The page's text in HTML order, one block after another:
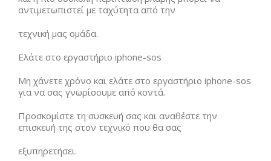
αντιμετωπιστεί με ταχύτητα από την
τεχνική μας ομάδα.
Ελάτε στο εργαστήριο iphone-sos
Μη χάνετε χρόνο και ελάτε στο εργαστήριο iphone-sos
για να σας γνωρίσουμε από κοντά.
Προσκομίστε τη συσκευή σας και αναθέστε την
επισκευή της στον τεχνικό που θα σας
εξυπηρετήσει.